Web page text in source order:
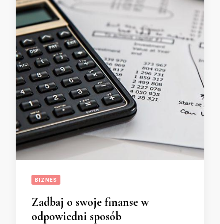
BIZNES
Zadbaj o swoje finanse w
odpowiedni sposób